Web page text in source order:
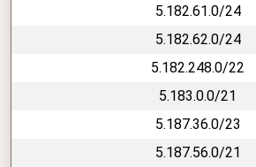
5.182.61.0/24
5.182.62.0/24
5.182.248.0/22
5.183.0.0/21
5.187.36.0/23
5.187.56.0/21